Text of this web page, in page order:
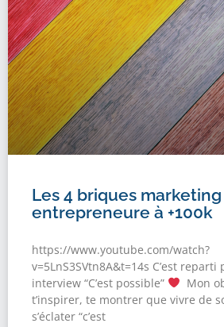
Les 4 briques marketing
entrepreneure à +100k
https://www.youtube.com/watch?
v=5LnS3SVtn8A&t=14s C’est
interview “C’est possible”
Mon
t’inspirer, te montrer que vivre de
s’éclater “c’est